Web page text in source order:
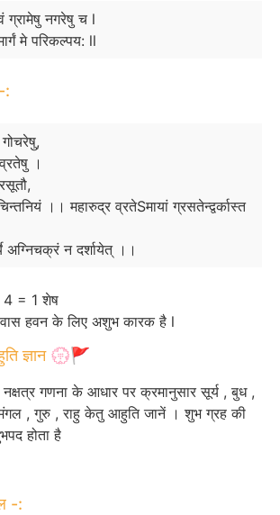
ग्रामेषु नगरेषु च l
मे परिकल्पय: ll
:
।
।। महारुद्र व्रतेSमायां ग्रसतेन्द्वर्कास्त
अग्निचक्रं न दर्शायेत् ।।
4 = 1 शेष
वास हवन के लिए अशुभ कारक है l
ज्ञान 💮🚩
गणना के आधार पर क्रमानुसार सूर्य , बुध ,
, गुरु , राहु केतु आहुति जानें । शुभ ग्रह की
होता है
-: